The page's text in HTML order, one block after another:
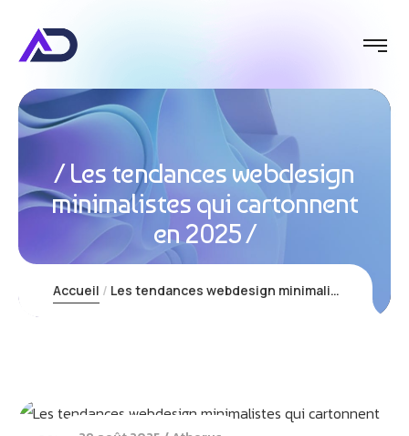
Les tendances webdesign
minimalistes qui cartonnent
en 2025
Accueil Les tendances webdesign minimalistes qui cartonnent en 2025